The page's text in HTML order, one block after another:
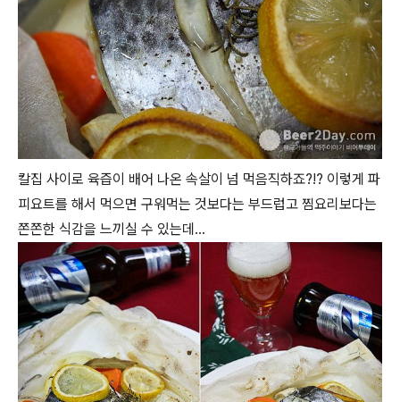
칼집 사이로 육즙이 배어 나온 속살이 넘 먹음직하죠?!? 이렇게 파
피요트를 해서 먹으면 구워먹는 것보다는 부드럽고 찜요리보다는
쫀쫀한 식감을 느끼실 수 있는데...